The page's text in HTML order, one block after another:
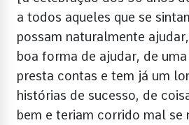
a todos aqueles que se
possam naturalmente
boa forma de ajudar, de
presta contas e tem já um
histórias de sucesso, de
bem e teriam corrido mal se